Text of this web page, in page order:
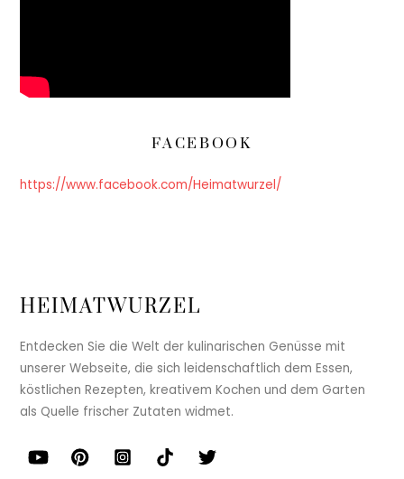
FACEBOOK
https://www.facebook.com/Heimatwurzel/
HEIMATWURZEL
Entdecken Sie die Welt der kulinarischen Genüsse mit
unserer Webseite, die sich leidenschaftlich dem Essen,
köstlichen Rezepten, kreativem Kochen und dem Garten
als Quelle frischer Zutaten widmet.